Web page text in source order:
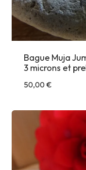
Bague Muja
3 microns et
50,00€